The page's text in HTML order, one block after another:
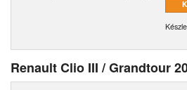
Renault Clio III / Grandtour